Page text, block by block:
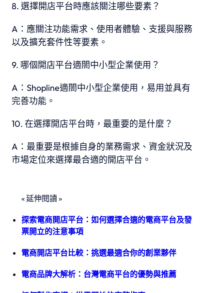
選擇開店平台時應該關注哪些要素？
A：應關注功能需求、使用者體驗、支援與服務
以及擴充套件性等要素。
哪個開店平台適閤中小型企業使用？
A：Shopline適閤中小型企業使用，易用並具有
完善功能。
在選擇開店平台時，最重要的是什麼？
A：最重要是根據自身的業務需求、資金狀況及
市場定位來選擇最合適的開店平台。
« 延伸閱讀 »
探索電商開店平台：如何選擇合適的電商平台及發
票開立的注意事項
電商開店平台比較：挑選最適合你的創業夥伴
電商品牌大解析：台灣電商平台的優勢與推薦